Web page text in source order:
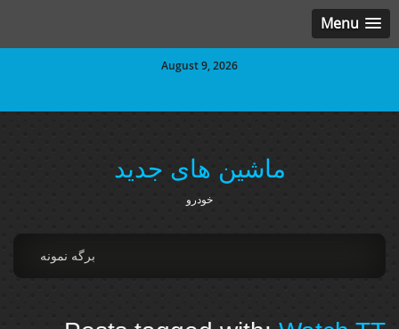
Menu
August 9, 2026
ماشین های جدید
خودرو
برگه نمونه